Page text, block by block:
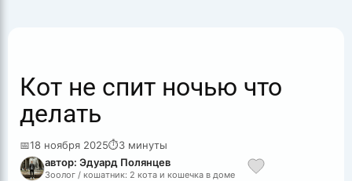
Кот не спит ночью что
делать
📅18 ноября 2025⏱3 минуты
автор: Эдуард Полянцев
Зоолог / кошатник: 2 кота и кошечка в доме